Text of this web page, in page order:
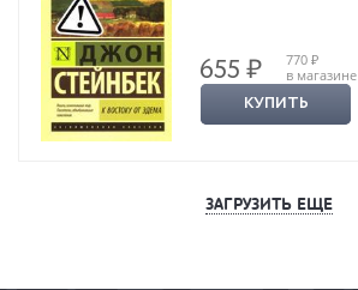
655 ₽
770 ₽
в магазине
КУПИТЬ
ЗАГРУЗИТЬ ЕЩЕ